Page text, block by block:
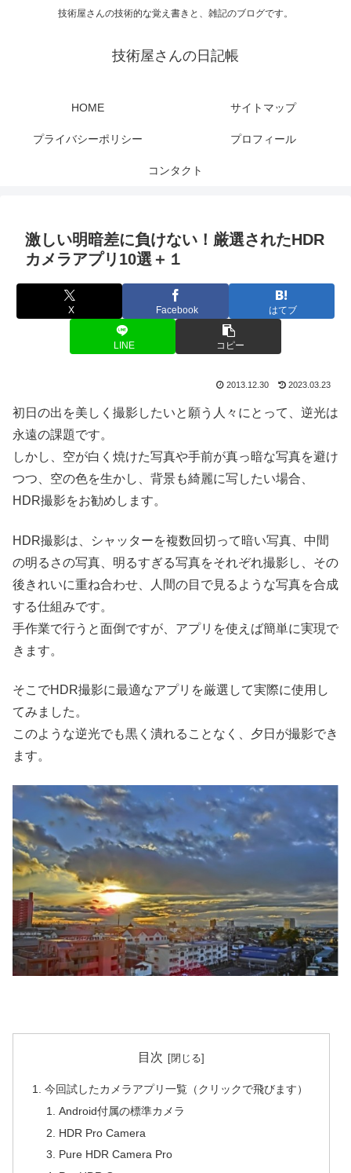
技術屋さんの技術的な覚え書きと、雑記のブログです。
技術屋さんの日記帳
HOME サイトマップ
プライバシーポリシー プロフィール
コンタクト
激しい明暗差に負けない！厳選されたHDR
カメラアプリ10選＋１
X Facebook はてブ
LINE コピー
2013.12.30 2023.03.23
初日の出を美しく撮影したいと願う人々にとって、逆光は
永遠の課題です。
しかし、空が白く焼けた写真や手前が真っ暗な写真を避け
つつ、空の色を生かし、背景も綺麗に写したい場合、
HDR撮影をお勧めします。
HDR撮影は、シャッターを複数回切って暗い写真、中間
の明るさの写真、明るすぎる写真をそれぞれ撮影し、その
後きれいに重ね合わせ、人間の目で見るような写真を合成
する仕組みです。
手作業で行うと面倒ですが、アプリを使えば簡単に実現で
きます。
そこでHDR撮影に最適なアプリを厳選して実際に使用し
てみました。
このような逆光でも黒く潰れることなく、夕日が撮影でき
ます。
目次
今回試したカメラアプリ一覧（クリックで飛びます）
Android付属の標準カメラ
HDR Pro Camera
Pure HDR Camera Pro